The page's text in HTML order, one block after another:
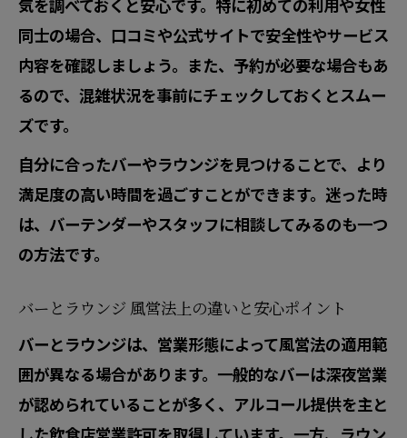
バー利用で印象を良くするふるまいのポ
イント
ラウンジで大人の接待を成功させるコツ
法
バー ラウンジ 女の子との上手な会話術を
紹介
気を調べておくと安心です。特に初めての利用や女性
同士の場合、口コミや公式サイトで安全性やサービス
内容を確認しましょう。また、予約が必要な場合もあ
るので、混雑状況を事前にチェックしておくとスムー
ズです。
自分に合ったバーやラウンジを見つけることで、より
満足度の高い時間を過ごすことができます。迷った時
は、バーテンダーやスタッフに相談してみるのも一つ
の方法です。
バーとラウンジ 風営法上の違いと安心ポイント
バーとラウンジは、営業形態によって風営法の適用範
囲が異なる場合があります。一般的なバーは深夜営業
が認められていることが多く、アルコール提供を主と